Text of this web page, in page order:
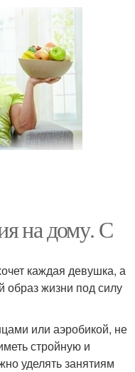
на дому. С
каждая девушка, а
образ жизни под силу
или аэробикой, не
стройную и
уделять занятиям